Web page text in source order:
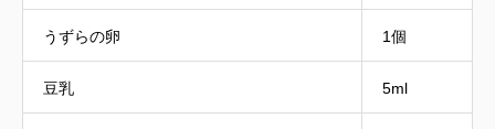
うずらの卵 1個
豆乳 5ml